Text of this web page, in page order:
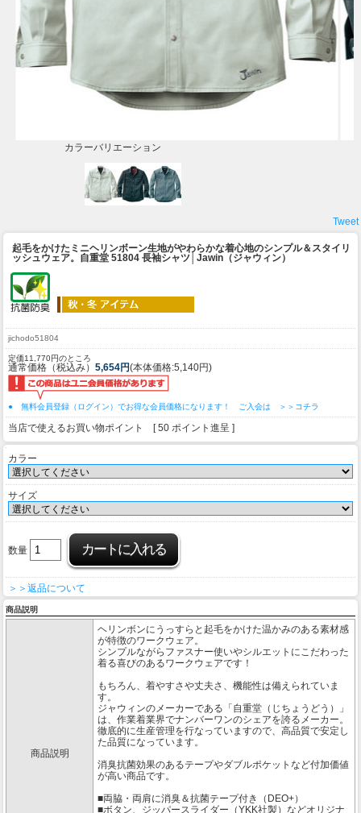
カラーバリエーション
Tweet
起毛をかけたミニヘリンボーン生地がやわらかな着心地のシンプル＆スタイリ
ッシュウェア。 自重堂 51804 長袖シャツ│Jawin（ジャウィン）
jichodo51804
定価11,770円のところ
通常価格（税込み） 5,654円(本体価格:5,140円)
● 無料会員登録（ログイン）でお得な会員価格になります！ ご入会は ＞＞コチラ
当店で使えるお買い物ポイント [ 50 ポイント進呈 ]
カラー
サイズ
数量
＞＞返品について
商品説明
商品説明
ヘリンボンにうっすらと起毛をかけた温かみのある素材感
が特徴のワークウェア。
シンプルながらファスナー使いやシルエットにこだわった
着る喜びのあるワークウェアです！
もちろん、着やすさや丈夫さ、機能性は備えられていま
す。
ジャウィンのメーカーである「自重堂（じちょうどう）」
は、作業着業界でナンバーワンのシェアを誇るメーカー。
徹底的に生産管理を行なっていますので、高品質で安定し
た品質になっています。
消臭抗菌効果のあるテープやダブルポケットなど付加価値
が高い商品です。
■両脇・両肩に消臭＆抗菌テープ付き（DEO+）
■ボタン、ジッパースライダー（YKK社製）などオリジナ